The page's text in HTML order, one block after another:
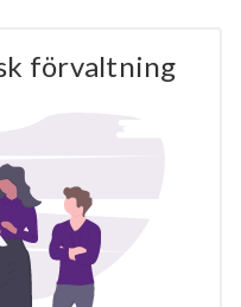
förvaltning